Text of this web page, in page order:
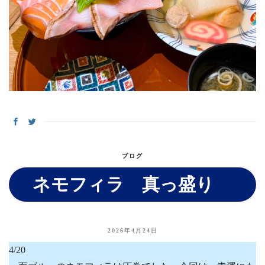
ブログ
ネモフィラ 真っ盛り
2026年4月24日
4/20